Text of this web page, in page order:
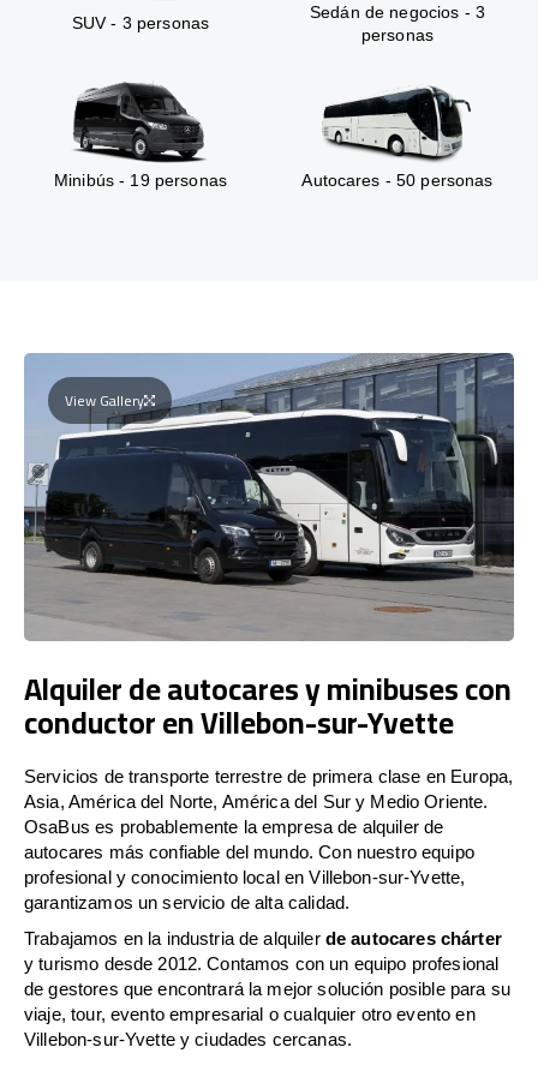
SUV - 3 personas
Sedán de negocios - 3
personas
Minibús - 19 personas Autocares - 50 personas
View Gallery
Alquiler de autocares y minibuses con
conductor en Villebon-sur-Yvette
Servicios de transporte terrestre de primera clase en Europa,
Asia, América del Norte, América del Sur y Medio Oriente.
OsaBus es probablemente la empresa de alquiler de
autocares más confiable del mundo. Con nuestro equipo
profesional y conocimiento local en Villebon-sur-Yvette,
garantizamos un servicio de alta calidad.
Trabajamos en la industria de alquiler de autocares chárter
y turismo desde 2012. Contamos con un equipo profesional
de gestores que encontrará la mejor solución posible para su
viaje, tour, evento empresarial o cualquier otro evento en
Villebon-sur-Yvette y ciudades cercanas.